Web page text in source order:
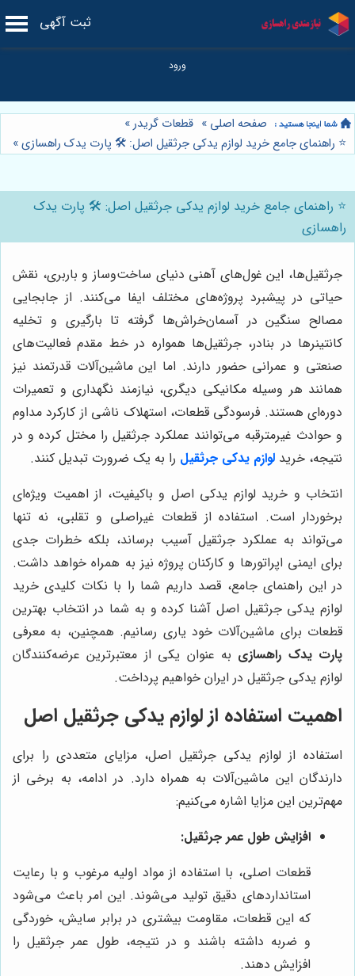
ثبت آگهی
صفحه اصلی » قطعات گریدر»
⭐️ راهنمای جامع خرید لوازم یدکی جرثقیل اصل: 🛠️ پارت یدک راهسازی»
⭐️ راهنمای جامع خرید لوازم یدکی جرثقیل اصل: 🛠️ پارت یدک
راهسازی
جرثقیل‌ها، این غول‌های آهنی دنیای ساخت‌وساز و باربری، نقش
حیاتی در پیشبرد پروژه‌های مختلف ایفا می‌کنند. از جابجایی
مصالح سنگین در آسمان‌خراش‌ها گرفته تا بارگیری و تخلیه
کانتینرها در بنادر، جرثقیل‌ها همواره در خط مقدم فعالیت‌های
صنعتی و عمرانی حضور دارند. اما این ماشین‌آلات قدرتمند نیز
همانند هر وسیله مکانیکی دیگری، نیازمند نگهداری و تعمیرات
دوره‌ای هستند. فرسودگی قطعات، استهلاک ناشی از کارکرد مداوم
و حوادث غیرمترقبه می‌توانند عملکرد جرثقیل را مختل کرده و در
نتیجه، خرید لوازم یدکی جرثقیل را به یک ضرورت تبدیل کنند.
انتخاب و خرید لوازم یدکی اصل و باکیفیت، از اهمیت ویژه‌ای
برخوردار است. استفاده از قطعات غیراصلی و تقلبی، نه تنها
می‌تواند به عملکرد جرثقیل آسیب برساند، بلکه خطرات جدی
برای ایمنی اپراتورها و کارکنان پروژه نیز به همراه خواهد داشت.
در این راهنمای جامع، قصد داریم شما را با نکات کلیدی خرید
لوازم یدکی جرثقیل اصل آشنا کرده و به شما در انتخاب بهترین
قطعات برای ماشین‌آلات خود یاری رسانیم. همچنین، به معرفی
پارت یدک راهسازی به عنوان یکی از معتبرترین عرضه‌کنندگان
لوازم یدکی جرثقیل در ایران خواهیم پرداخت.
اهمیت استفاده از لوازم یدکی جرثقیل اصل
استفاده از لوازم یدکی جرثقیل اصل، مزایای متعددی را برای
دارندگان این ماشین‌آلات به همراه دارد. در ادامه، به برخی از
مهم‌ترین این مزایا اشاره می‌کنیم:
افزایش طول عمر جرثقیل:
قطعات اصلی، با استفاده از مواد اولیه مرغوب و با رعایت
استانداردهای دقیق تولید می‌شوند. این امر باعث می‌شود
که این قطعات، مقاومت بیشتری در برابر سایش، خوردگی
و ضربه داشته باشند و در نتیجه، طول عمر جرثقیل را
افزایش دهند.